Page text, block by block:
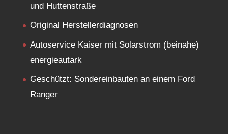
und Huttenstraße
Original Herstellerdiagnosen
Autoservice Kaiser mit Solarstrom (beinahe)
energieautark
Geschützt: Sondereinbauten an einem Ford
Ranger